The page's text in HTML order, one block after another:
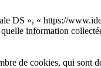
DS », « https://
information
de cookies, qui sont